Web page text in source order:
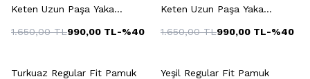
Keten Uzun Paşa Yaka
1.650,00TL990,00 TL-%40
Keten Uzun Paşa Yaka
1.650,00TL990,00 TL-%40
Turkuaz Regular Fit Pamuk
Yeşil Regular Fit Pamuk